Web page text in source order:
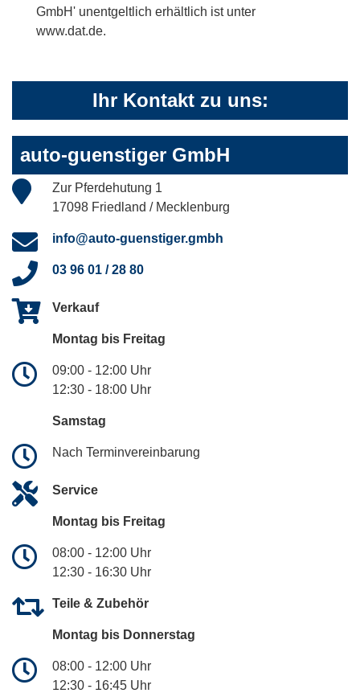
GmbH' unentgeltlich erhältlich ist unter
www.dat.de.
Ihr Kontakt zu uns:
auto-guenstiger GmbH
Zur Pferdehutung 1
17098 Friedland / Mecklenburg
info@auto-guenstiger.gmbh
03 96 01 / 28 80
Verkauf
Montag bis Freitag
09:00 - 12:00 Uhr
12:30 - 18:00 Uhr
Samstag
Nach Terminvereinbarung
Service
Montag bis Freitag
08:00 - 12:00 Uhr
12:30 - 16:30 Uhr
Teile & Zubehör
Montag bis Donnerstag
08:00 - 12:00 Uhr
12:30 - 16:45 Uhr